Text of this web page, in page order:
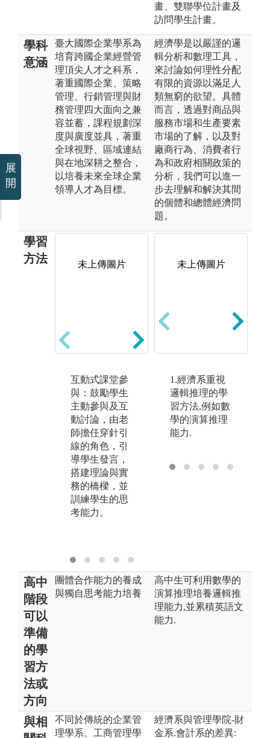
畫、雙聯學位計畫及
訪問學生計畫。
學科
意涵
臺大國際企業學系為
培育跨國企業經營管
理頂尖人才之科系，
著重國際企業、策略
管理、行銷管理與財
務管理四大面向之兼
容並蓄，課程規劃深
度與廣度並具，著重
全球視野、區域連結
與在地深耕之整合，
以培養未來全球企業
領導人才為目標。
經濟學是以嚴謹的邏
輯分析和數理工具，
來討論如何理性分配
有限的資源以滿足人
類無窮的欲望。具體
而言，透過對商品與
服務市場和生產要素
市場的了解，以及對
廠商行為、消費者行
為和政府相關政策的
分析，我們可以進一
步去理解和解決其間
的個體和總體經濟問
題。
學習
方法
未上傳圖片
互動式課堂參
與：鼓勵學生
主動參與及互
動討論，由老
師擔任穿針引
線的角色，引
導學生發言，
搭建理論與實
務的橋樑，並
訓練學生的思
考能力。
未上傳圖片
小組討論報
告：小組成員
針對各種議題
進行討論與腦
力激盪，強化
培養團隊合作
未上傳圖片
1.經濟系重視
邏輯推理的學
習方法,例如數
學的演算推理
能力.
高中
階段
可以
準備
的學
習方
法或
方向
團體合作能力的養成
與獨自思考能力培養
高中生可利用數學的
演算推理培養邏輯推
理能力,並累積英語文
能力.
與相
不同於傳統的企業管
理學系、工商管理學
經濟系與管理學院-財
金系.會計系的差異:
展
開